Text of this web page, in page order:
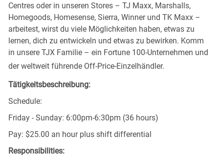
Centres oder in unseren Stores – TJ Maxx, Marshalls,
Homegoods, Homesense, Sierra, Winner und TK Maxx –
arbeitest, wirst du viele Möglichkeiten haben, etwas zu
lernen, dich zu entwickeln und etwas zu bewirken. Komm
in unsere TJX Familie – ein Fortune 100-Unternehmen und
der weltweit führende Off-Price-Einzelhändler.
Tätigkeitsbeschreibung:
Schedule:
Friday - Sunday: 6:00pm-6:30pm (36 hours)
Pay: $25.00 an hour plus shift differential
Responsibilities: